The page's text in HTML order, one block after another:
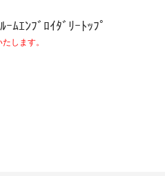
ﾑｴﾝﾌﾞﾛｲﾀﾞﾘｰﾄｯﾌﾟ
します。